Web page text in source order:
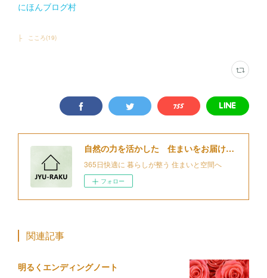
にほんブログ村
├ こころ(19)
自然の力を活かした 住まいをお届けする 細江住楽設計
365日快適に 暮らしが整う 住まいと空間へ
フォロー
関連記事
明るくエンディングノート